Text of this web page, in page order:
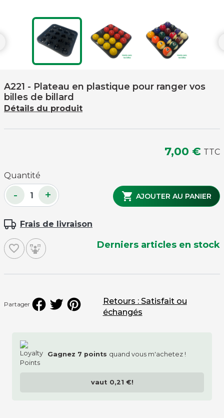
A221 - Plateau en plastique pour ranger vos
billes de billard
Détails du produit
7,00 € TTC
Quantité
- +  AJOUTER AU PANIER
Frais de livraison
favorite_border Derniers articles en stock
Partager
Gagnez 7 points quand vous m'achetez !
vaut 0,21 €!
Retours : Satisfait ou
échangés